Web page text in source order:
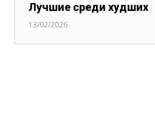
Лучшие среди худших
13/02/2026